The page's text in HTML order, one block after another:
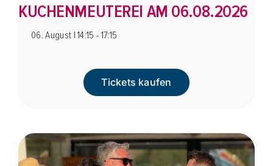
KUCHENMEUTEREI AM 06.08.2026
06. August | 14:15 - 17:15
Tickets kaufen